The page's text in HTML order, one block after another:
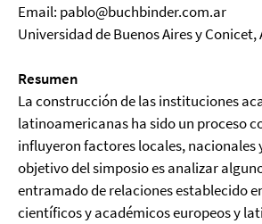
Email: pablo@buchbinder.com.ar
Universidad de Buenos Aires y
Resumen
La construcción de las instituciones
latinoamericanas ha sido un proceso
influyeron factores locales, nacionales
objetivo del simposio es analizar
entramado de relaciones establecido
científicos y académicos europeos y